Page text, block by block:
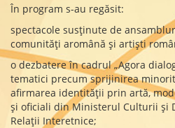
În program s-au regăsit:
spectacole susținute de
comunități aromână și artiști
o dezbatere în cadrul „Agora
tematici precum sprijinirea
afirmarea identității prin artă,
și oficiali din Ministerul Culturii și
Relații Interetnice;